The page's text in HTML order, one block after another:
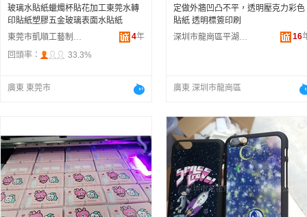
玻璃水貼紙蠟燭杯貼花加工東莞水轉
印貼紙塑膠五金玻璃表面水貼紙
東莞市凱順工藝制品有限公司
4年
回頭率：
33.3%
廣東 東莞市
定做外牆凹凸不平，透明壓克力彩色
貼紙 透明標簽印刷
深圳市龍崗區平湖金魚印刷廠
16
廣東 深圳市龍崗區